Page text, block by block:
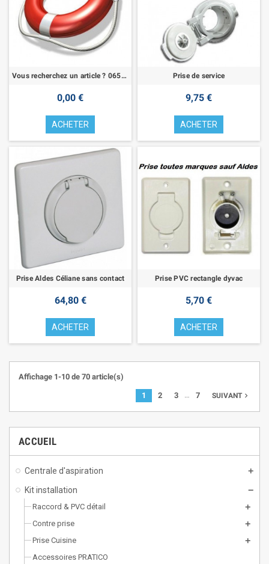
ACCUEIL
Centrale d'aspiration
Kit installation
Raccord & PVC détail
Contre prise
Prise Cuisine
Accessoires PRATICO
Vous recherchez un article ? 0659483238
0,00 €
ACHETER
Prise de service
9,75 €
ACHETER
Prise Aldes Céliane sans contact
64,80 €
ACHETER
Prise PVC rectangle dyvac
5,70 €
ACHETER
Affichage 1-10 de 70 article(s)
1 2 3 … 7 SUIVANTnavigate_next